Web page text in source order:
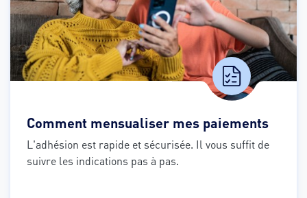
Comment mensualiser mes paiements
L'adhésion est rapide et sécurisée. Il vous suffit de
suivre les indications pas à pas.